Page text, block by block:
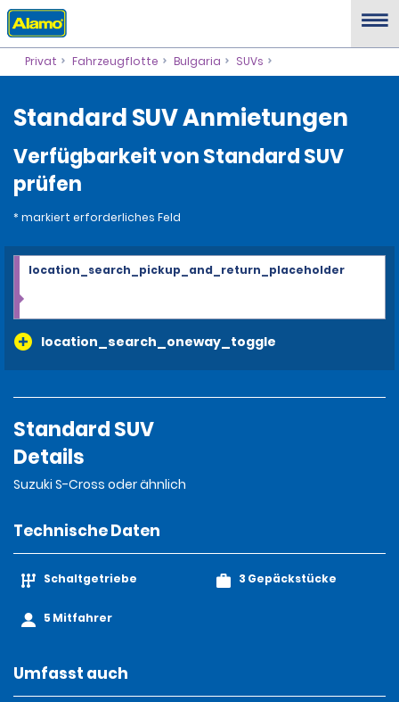
Privat Fahrzeugflotte Bulgaria SUVs
Standard SUV Anmietungen
Verfügbarkeit von Standard SUV
prüfen
* markiert erforderliches Feld
location_search_oneway_toggle
location_search_pickup_and_return_placeholder
Standard SUV
Details
Suzuki S-Cross oder ähnlich
Technische Daten
Schaltgetriebe
5 Mitfahrer
3 Gepäckstücke
Umfasst auch